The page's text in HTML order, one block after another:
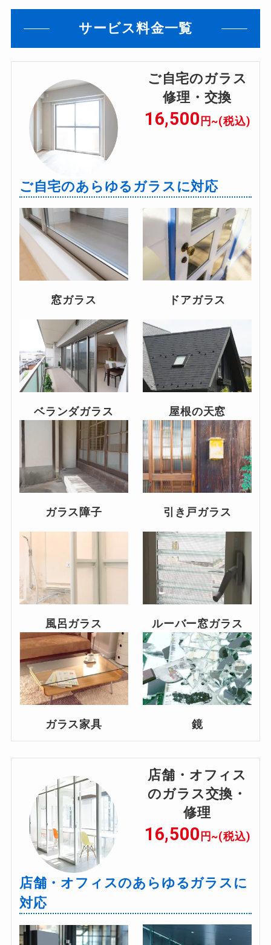
サービス料金一覧
ご自宅のガラス
修理・交換
16,500 円~(税込)
ご自宅のあらゆるガラスに対応
窓ガラス ドアガラス
ベランダガラス 屋根の天窓
ガラス障子 引き戸ガラス
風呂ガラス ルーバー窓ガラス
ガラス家具 鏡
店舗・オフィス
のガラス交換・
修理
16,500 円~(税込)
店舗・オフィスのあらゆるガラスに
対応